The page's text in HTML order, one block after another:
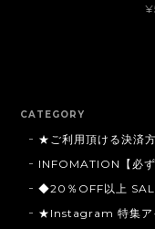
CATEGORY
★ご利用頂ける決済
INFOMATION【必ず
◆20％OFF以上
★Instagram 特集ア